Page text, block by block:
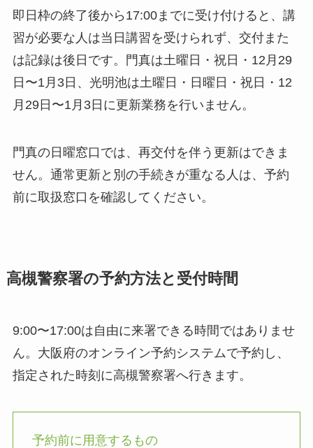
即日枠の終了後から17:00までに受け付けると、講
習が必要な人は当日講習を受けられず、交付また
は記録は後日です。門真は土曜日・祝日・12月29
日〜1月3日、光明池は土曜日・日曜日・祝日・12
月29日〜1月3日に更新業務を行いません。
門真の日曜窓口では、再交付を伴う更新はできま
せん。通常更新と別の手続きが重なる人は、予約
前に取扱窓口を確認してください。
高槻警察署の予約方法と受付時間
9:00〜17:00は自由に来署できる時間ではありませ
ん。大阪府のオンライン予約システムで予約し、
指定された時刻に高槻警察署へ行きます。
予約前に用意するもの